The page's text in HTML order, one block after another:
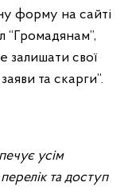
форму на сайті
“Громадянам”,
залишати свої
та скарги”.
усім
та доступ